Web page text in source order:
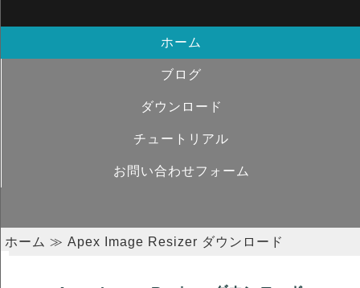
ホーム
ブログ
ダウンロード
チュートリアル
お問い合わせフォーム
ホーム ≫ Apex Image Resizer ダウンロード